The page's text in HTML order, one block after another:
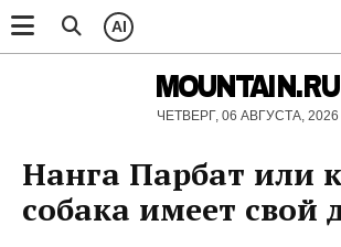
AI
MOUNTAIN.RU
ЧЕТВЕРГ, 06 АВГУСТА, 2026
Нанга Парбат или
собака имеет свой